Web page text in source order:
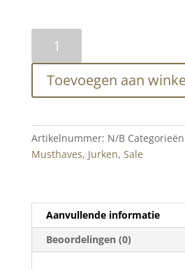
Dress
Print
aantal
Toevoegen aan
Artikelnummer: N/B
Musthaves, Jurken, Sale
Aanvullende informatie
Beoordelingen (0)